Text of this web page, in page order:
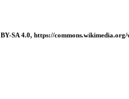
SA 4.0, https://